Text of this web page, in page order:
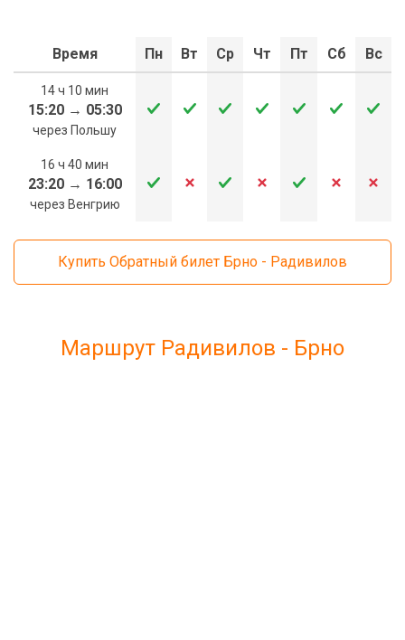
Время Пн Вт Ср Чт Пт Сб Вс
14 ч 10 мин
15:20→ 05:30
через Польшу
16 ч 40 мин
23:20→ 16:00
через Венгрию
Купить Обратный билет Брно - Радивилов
Маршрут Радивилов - Брно